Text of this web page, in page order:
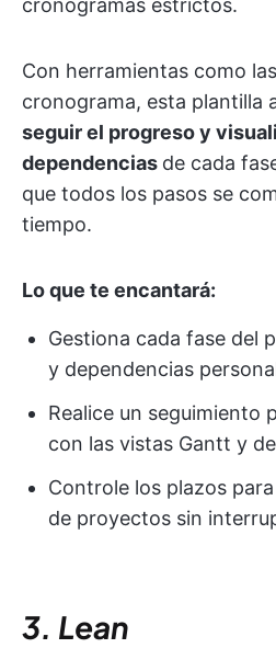
cronogramas estrictos.
Con herramientas como
cronograma, esta plantilla
seguir el progreso y
dependencias de cada
que todos los pasos se
tiempo.
Lo que te encantará:
Gestiona cada fase del
y dependencias
Realice un seguimiento
con las vistas Gantt y
Controle los plazos
de proyectos sin
3. Lean